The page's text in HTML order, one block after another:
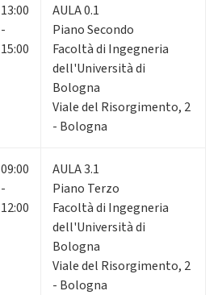
13:00
-
15:00
AULA 0.1
Piano Secondo
Facoltà di Ingegneria
dell'Università di
Bologna
Viale del Risorgimento, 2
- Bologna
09:00
-
12:00
AULA 3.1
Piano Terzo
Facoltà di Ingegneria
dell'Università di
Bologna
Viale del Risorgimento, 2
- Bologna